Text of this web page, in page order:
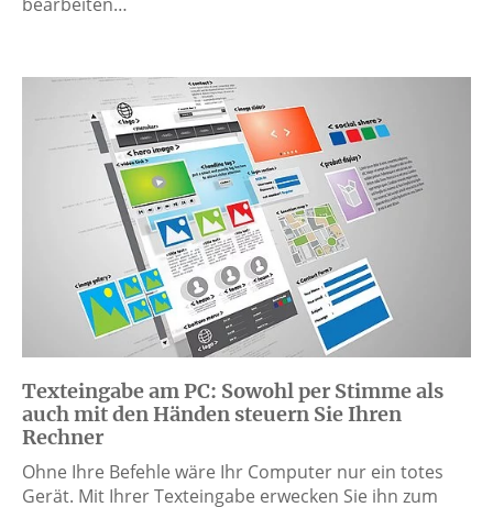
Texteingabe am PC: Sowohl per Stimme als
auch mit den Händen steuern Sie Ihren
Rechner
Ohne Ihre Befehle wäre Ihr Computer nur ein totes
Gerät. Mit Ihrer Texteingabe erwecken Sie ihn zum